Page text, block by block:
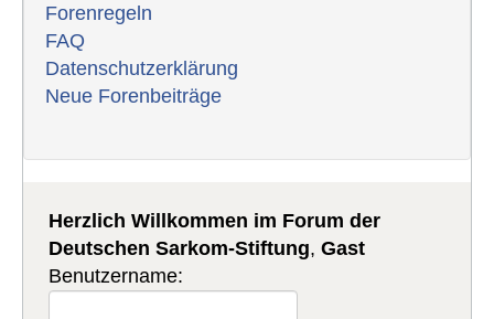
Forenregeln
FAQ
Datenschutzerklärung
Neue Forenbeiträge
Herzlich Willkommen im Forum der
Deutschen Sarkom-Stiftung,Gast
Benutzername: